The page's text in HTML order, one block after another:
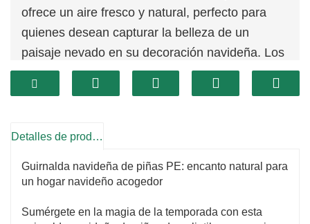
ofrece un aire fresco y natural, perfecto para
quienes desean capturar la belleza de un
paisaje nevado en su decoración navideña. Los
elementos decorativos añaden profundidad y
dimensión, realzando el atractivo general de la
Detalles de producto
Guirnalda navideña de piñas PE: encanto natural para
un hogar navideño acogedor
Sumérgete en la magia de la temporada con esta